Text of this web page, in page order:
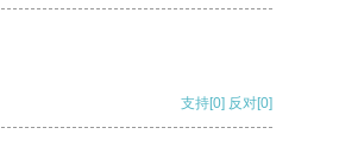
支持[0] 反对[0]